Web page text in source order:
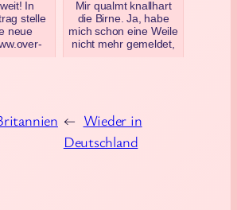
In
stelle
neue
Mir qualmt knallhart
die Birne. Ja, habe
mich schon eine Weile
nicht mehr gemeldet,
← Wieder in
Deutschland